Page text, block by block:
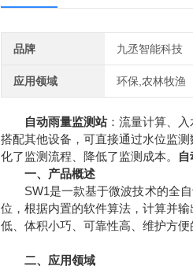
品牌 九丞智能科技
应用领域 环保,农林牧渔
自动雨量监测站：流量计算、
搭配其他设备，可直接通过水位监
化了监测流程、降低了监测成本。
一、产品概述
SW1是一款基于微波技术的全自
位，根据内置的软件算法，计算并
低、体积小巧、可靠性高、维护方
二、应用领域